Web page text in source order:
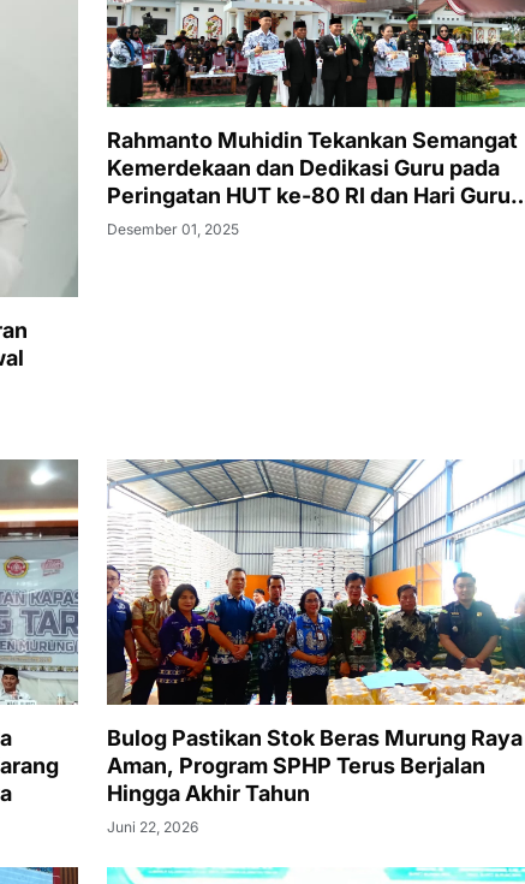
Rahmanto Muhidin Tekankan Semangat
Kemerdekaan dan Dedikasi Guru pada
Peringatan HUT ke-80 RI dan Hari Guru
Nasional di Murung Raya
Desember 01, 2025
Bulog Pastikan Stok Beras Murung Raya
Aman, Program SPHP Terus Berjalan
Hingga Akhir Tahun
Juni 22, 2026